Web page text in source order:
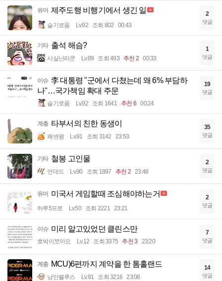
유머 제주도행 비행기에서 생긴 일
슬기로움 Lv.92 조회 802 00:43
2
댓글
기타 출석 해슴?
사실난라쿤 Lv.89 조회 493 추천 2 00:33
1
댓글
이슈 李 대통령 "군에서 다쳤는데 왜 6% 부담하
나"…국가책임 확대 주문
슬기로움 Lv.92 조회 1641 추천 6 00:24
19
댓글
계층 타부서의 친한 동생이
쾌변왕 Lv.91 조회 3142 23:53
35
댓글
기타 철봉 고인물
언데드 Lv.90 조회 1897 추천 2 23:48
2
댓글
유머 미국서 게임할때 조심해야하는거
하루5프로 Lv.50 조회 2221 23:21
2
댓글
이슈 미리 알고있었던 클린스만
호박이쪼아요 Lv.12 조회 3375 추천 3 23:20
7
댓글
계층 MCU)6편까지 계약을 한 톰홀랜드
낭만블루스 Lv.91 조회 3216 23:08
14
댓글